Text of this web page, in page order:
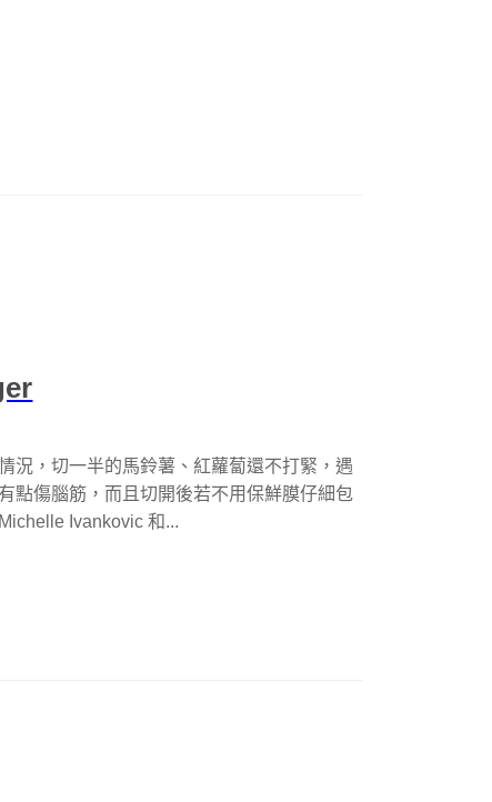
況，切一半的馬鈴薯、紅蘿蔔還不打緊，遇
點傷腦筋，而且切開後若不用保鮮膜仔細包
Ivankovic 和...